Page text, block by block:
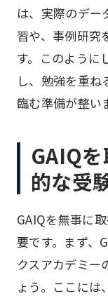
は、実際のデー
習や、事例研究
す。このように
し、勉強を重ね
臨む準備が整い
GAIQ
的な受
GAIQを無事に
要です。まず、
クスアカデミー
ょう。ここには